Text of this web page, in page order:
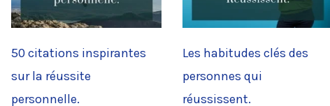
50 citations inspirantes
sur la réussite
personnelle.
Les habitudes clés des
personnes qui
réussissent.